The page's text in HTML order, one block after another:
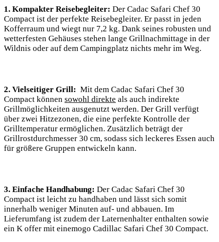
1. Kompakter Reisebegleiter: Der Cadac Safari Chef 30
Compact ist der perfekte Reisebegleiter. Er ⁤passt in jeden
Kofferraum und ⁤wiegt nur⁣ 7,2 kg. ‍Dank seines robusten und
wetterfesten Gehäuses stehen lange Grillnachmittage in der
Wildnis oder auf dem Campingplatz nichts mehr im Weg.
2. Vielseitiger Grill: ⁢ Mit dem Cadac Safari ‌Chef 30
Compact können sowohl direkte als auch indirekte
Grillmöglichkeiten ausgenutzt ‌werden. Der Grill verfügt
über⁣ zwei Hitzezonen, die eine perfekte Kontrolle der
Grilltemperatur ermöglichen. Zusätzlich beträgt der
Grillrostdurchmesser 30 cm, ⁢sodass sich leckeres Essen auch⁤
für größere ​Gruppen entwickeln kann.
3. Einfache Handhabung: Der Cadac Safari Chef 30
Compact ist leicht zu handhaben und lässt sich somit
innerhalb weniger Minuten auf- und abbauen.‍ Im
Lieferumfang ist zudem der Laternenhalter enthalten sowie
ein K offer mit einemogo Cadillac‍ Safari Chef⁢ 30 Compact.